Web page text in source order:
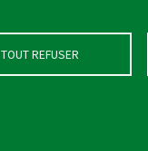
TOUT REFUSER